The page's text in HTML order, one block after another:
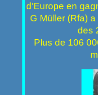
d'Europe en
G Müller (Rfa)
des
Plus de 106